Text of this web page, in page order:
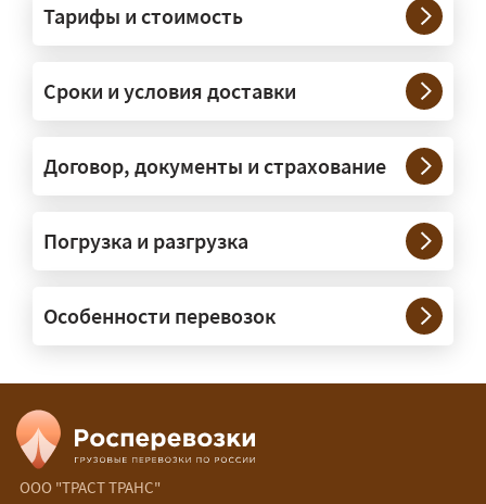
— На тралах и низкорамниках —
платформах, рассчитанных на
крупногабаритную технику и
конструкции. Транспорт подбираем
под конкретные размеры и вес груза.
сопровождение?
организуем. Потребность в машинах
прикрытия зависит от габаритов
груза и маршрута; это определяется
Сколько стоит перевозка
негабарита?
Тарифы и стоимость
Сроки и условия доставки
Договор, документы и страхование
Погрузка и разгрузка
Особенности перевозок
ООО "ТРАСТ ТРАНС"